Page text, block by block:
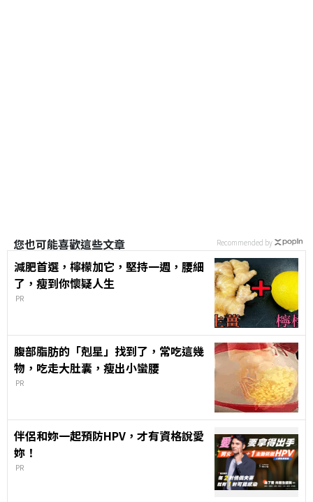
您也可能喜歡這些文章
減肥首選，檸檬加它，堅持一週，腰細
了，瘦到你懷疑人生
PR
腹部脂肪的「剋星」找到了，常吃這幾
物，吃走大肚囊，瘦出小蠻腰
PR
伴侶和妳一起預防HPV，才有資格說愛
妳！
PR
Recommended by